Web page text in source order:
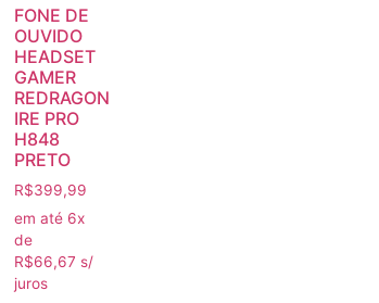
FONE DE
OUVIDO
HEADSET
GAMER
REDRAGON
IRE PRO
H848
PRETO
R$399,99
em até 6x
de
R$66,67 s/
juros